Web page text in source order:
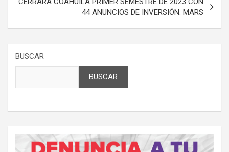
44 ANUNCIOS DE INVERSIÓN: MARS
BUSCAR
BUSCAR